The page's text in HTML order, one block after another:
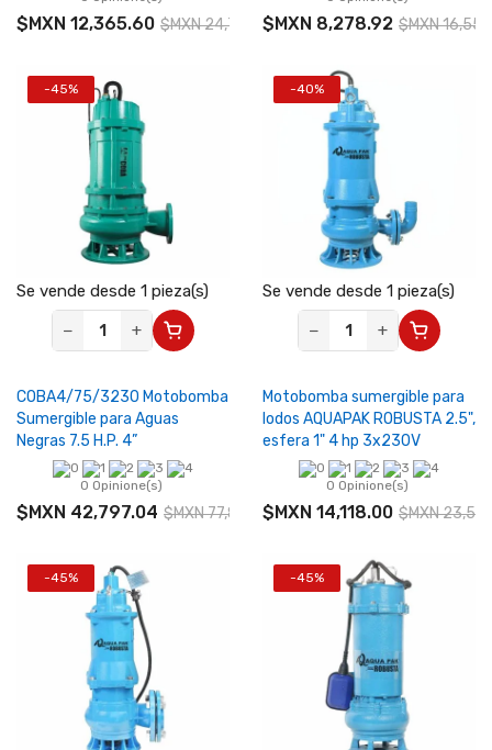
$MXN 12,365.60 $MXN 24,731.20$MXN 8,278.92 $MXN
-45%
Se vende desde 1 pieza(s)
−
+
COBA4/75/3230 Motobomba
Sumergible para Aguas
Negras 7.5 H.P. 4”
0 Opinione(s)
$MXN 42,797.04 $MXN 77,812.80
-40%
Se vende desde 1 pieza(s)
−
+
Motobomba sumergible para
lodos AQUAPAK ROBUSTA 2.5",
esfera 1" 4 hp 3x230V
0 Opinione(s)
$MXN 14,118.00 $MXN
-45% -45%